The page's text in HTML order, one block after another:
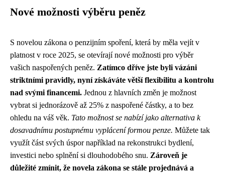
Nové možnosti výběru peněz
S novelou zákona o penzijním spoření, která by měla vejít v
platnost v roce 2025, se otevírají nové možnosti pro výběr
vašich naspořených peněz. Zatímco dříve jste byli vázáni
striktními pravidly, nyní získáváte větší flexibilitu a kontrolu
nad svými financemi. Jednou z hlavních změn je možnost
vybrat si jednorázově až 25% z naspořené částky, a to bez
ohledu na váš věk. Tato možnost se nabízí jako alternativa k
dosavadnímu postupnému vyplácení formou penze. Můžete tak
využít část svých úspor například na rekonstrukci bydlení,
investici nebo splnění si dlouhodobého snu. Zároveň je
důležité zmínit, že novela zákona se stále projednává a